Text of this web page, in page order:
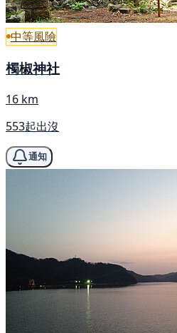
中等風險
㯮椒神社
16 km
553起出沒
通知